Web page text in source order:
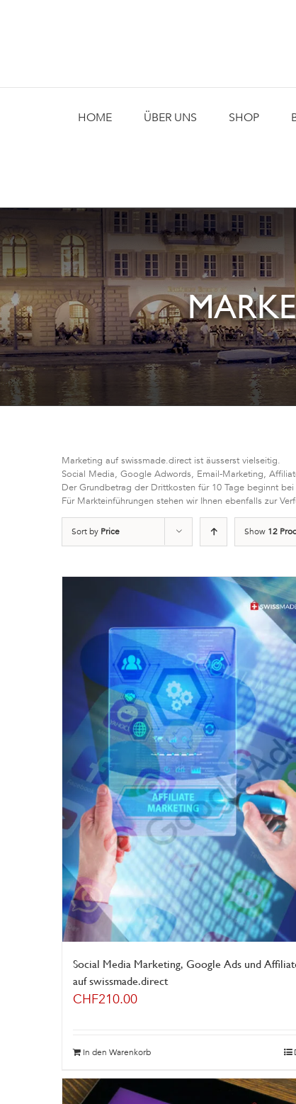
HOME ÜBER UNS SHOP
Marketing auf swissmade.direct ist äusserst vielseitig.
Social Media, Google Adwords, Email-Marketing,
Der Grundbetrag der Drittkosten für 10 Tage beginnt
Für Markteinführungen stehen wir Ihnen ebenfalls zur
Sort by Price Show 12
Social Media Marketing, Google Ads und
auf swissmade.direct
CHF210.00
In den Warenkorb